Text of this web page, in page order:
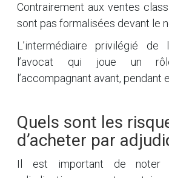
Contrairement aux ventes
sont pas formalisées devant le
L’intermédiaire privilégié de
l’avocat qui joue un
l’accompagnant avant, pendant
Quels sont les
d’acheter par
Il est important de noter